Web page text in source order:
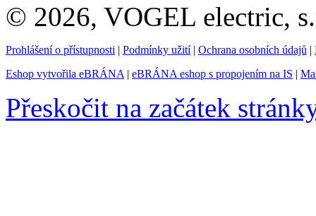
© 2026, VOGEL electric,
Prohlášení o přístupnosti | Podmínky užití| Ochrana osobních údajů |
Eshop vytvořila eBRÁNA | eBRÁNA eshop s propojením na IS |
Přeskočit na začátek